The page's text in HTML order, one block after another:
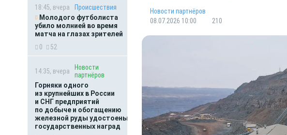
18:45, вчера
Происшествия
Молодого футболиста
убило молнией во время
матча на глазах зрителей
0
52
14:35, вчера
Новости
партнёров
Горняки одного
из крупнейших в России
и СНГ предприятий
по добыче и обогащению
железной руды удостоены
государственных наград
Новости партнёров
08.07.2026 10:00
210